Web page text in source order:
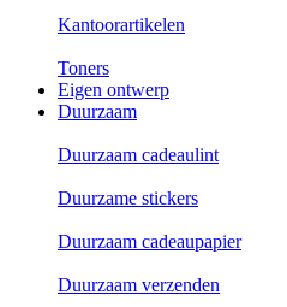
Kantoorartikelen
Toners
Eigen ontwerp
Duurzaam
Duurzaam cadeaulint
Duurzame stickers
Duurzaam cadeaupapier
Duurzaam verzenden